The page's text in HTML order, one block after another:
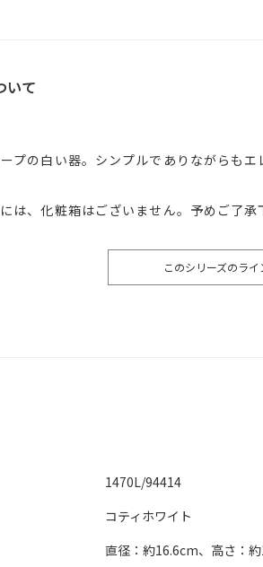
いて
プの白い器。シンプルでありながらもエ
は、化粧箱はございません。予めご了承
このシリーズのラ
1470L/94414
コティホワイト
直径：約16.6cm、高さ：